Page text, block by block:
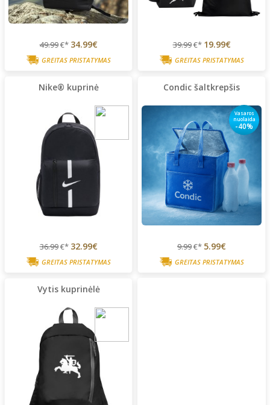
49.99€* 34.99€
GREITAS PRISTATYMAS
39.99€* 19.99€
GREITAS PRISTATYMAS
Nike® kuprinė
36.99€* 32.99€
GREITAS PRISTATYMAS
Condic šaltkrepšis
Vasaros
nuolaida
-40%
9.99€* 5.99€
GREITAS PRISTATYMAS
Vytis kuprinėlė